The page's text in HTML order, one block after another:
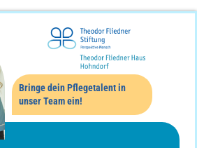
Bringe dein Pflegetalent in
unser Team ein!